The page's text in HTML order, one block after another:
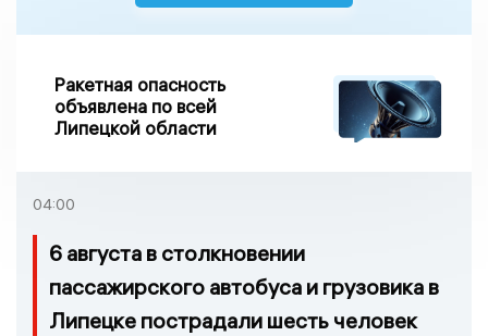
Ракетная опасность
объявлена по всей
Липецкой области
04:00
6 августа в столкновении
пассажирского автобуса и грузовика в
Липецке пострадали шесть человек